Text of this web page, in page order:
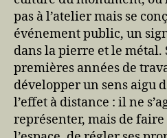
pas à l’atelier mais se
événement public, un
dans la pierre et le métal.
premières années de
développer un sens aigu
l’effet à distance : il ne
représenter, mais de